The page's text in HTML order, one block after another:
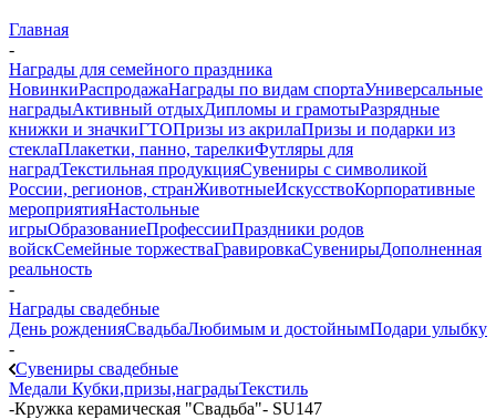
Главная
-
Награды для семейного праздника
НовинкиРаспродажаНаграды по видам спортаУниверсальные
наградыАктивный отдыхДипломы и грамотыРазрядные
книжки и значкиГТОПризы из акрилаПризы и подарки из
стеклаПлакетки, панно, тарелкиФутляры для
наградТекстильная продукцияСувениры с символикой
России, регионов, странЖивотныеИскусствоКорпоративные
мероприятияНастольные
игрыОбразованиеПрофессииПраздники родов
войскСемейные торжестваГравировкаСувенирыДополненная
реальность
-
Награды свадебные
День рожденияСвадьбаЛюбимым и достойнымПодари улыбку
-
Сувениры свадебные
Медали Кубки,призы,наградыТекстиль
-Кружка керамическая "Свадьба"- SU147